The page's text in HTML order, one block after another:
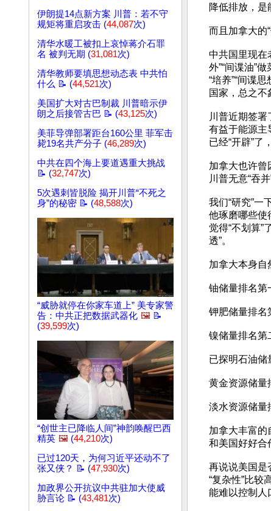
伊朗提14点新方案 川普：若不守
规矩将重启攻击 (44,087次)
清华水暖工被扣上哀悼蒋介石罪
名 被判无期 (31,081次)
清华教师要填思想动态表 中共怕
什么 📝 (44,521次)
美国扩大对古巴制裁 川普暗示伊
朗之后接管古巴 📝 (43,125次)
美菲导弹部署距台160公里 菲军击
毙19名共产分子 (46,289次)
中共在四个海上要道遇重大挑战
📝 (32,747次)
5次遇刺皆脱险 揭开川普“不死之
身”的秘密 📝 (48,588次)
“威胁就停在你家车道上” 美专家警
告：中共正把数据武器化 🖼️ 📝
(39,599次)
“创世主已降临人间”神韵唤醒巴西
精英 🖼️ (44,210次)
已过120天，为何习近平还动不了
张又侠？ 📝 (47,930次)
加政界公开抗议中共驻加大使威
胁言论 📝 (43,481次)
降低排放，是
而且加拿大的
中共国里现在
外”“间谍油”
“培养”“间谍
国家，总之不
川普近期签
有益于能源主
已经“开辟”了
加拿大也许曾
川普无意“吞并
我们“研究”一
他琢磨哪些使
觉得“不划算”
透”。
加拿大本身自
铀储量排名第
钾肥储量排名
镍储量排名第
已探明石油储
黄金资源储量
淡水资源储量
加拿大丰富的
和美国好好合
再说说美国是
“复杂性”比较
能难以控制人